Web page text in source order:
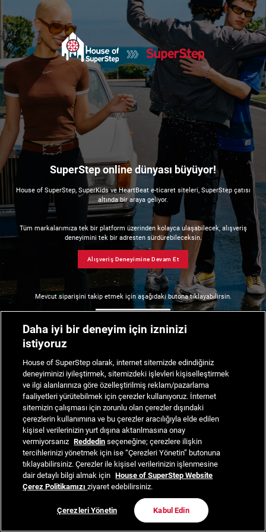
SuperStep online dünyası büyüyor!
House of SuperStep, SuperKids ve HeartBeat e-ticaret siteleri, SuperStep çatısı
altında bir araya geliyor.
Tüm markalarımıza tek bir platform üzerinden kolayca ulaşabilecek, alışveriş
deneyimini tek bir adresten sürdürebileceksin.
Alışveriş Deneyimine Devam Et
Mevcut siparişini takip etmek için aşağıdaki butona tıklayabilirsin.
Daha iyi bir deneyim için izninizi
istiyoruz
House of SuperStep olarak, internet sitemizde edindiğiniz
deneyiminizi iyileştirmek, sitemizdeki işlevleri kişiselleştirmek
ve ilgi alanlarınıza göre özelleştirilmiş reklam/pazarlama
faaliyetleri yürütebilmek için çerezler kullanıyoruz. İnternet
sitemizin çalışması için zorunlu olan çerezler dışındaki
çerezlerin kullanımına ve bu çerezler aracılığıyla elde edilen
kişisel verilerinizin yurt dışına aktarılmasına onay
vermiyorsanız Reddedin seçeneğine; çerezlere ilişkin
tercihlerinizi yönetmek için ise “Çerezleri Yönetin” butonuna
tıklayabilirsiniz. Çerezler ile kişisel verilerinizin işlenmesine
dair detaylı bilgi almak için House of SuperStep Website
Çerez Politikamızıziyaret edebilirsiniz.
Çerezleri Yönetin Kabul Edin